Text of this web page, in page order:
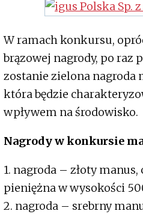
W ramach konkursu,
brązowej nagrody, po raz
zostanie zielona nagroda
która będzie
wpływem na środowisko.
Nagrody w konkursie
1. nagroda – złoty
pieniężna w wysokości
2. nagroda – srebrny